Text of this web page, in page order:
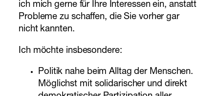
ich mich gerne für Ihre Interessen ein, anstatt
Probleme zu schaffen, die Sie vorher gar
nicht kannten.
Ich möchte insbesondere:
Politik nahe beim Alltag der Menschen.
Möglichst mit solidarischer und direkt